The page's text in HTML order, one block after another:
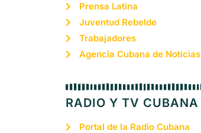
Prensa Latina
Juventud Rebelde
Trabajadores
Agencia Cubana de Noticias
RADIO Y TV CUBANA
Portal de la Radio Cubana